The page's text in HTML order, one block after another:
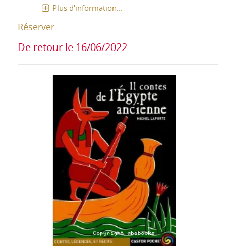
Plus d'information...
Réserver
De retour le 16/06/2022